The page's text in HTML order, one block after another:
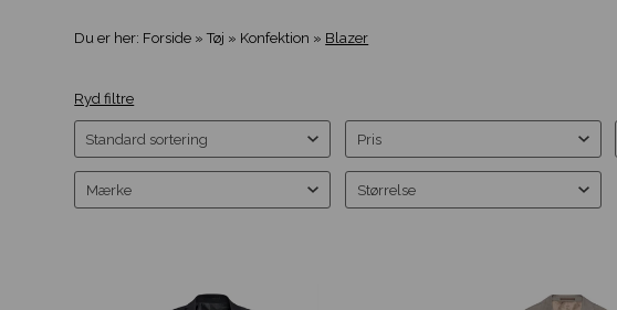
Du er her: Forside »Tøj » Konfektion » Blazer
Ryd filtre
Pris
Mærke Størrelse